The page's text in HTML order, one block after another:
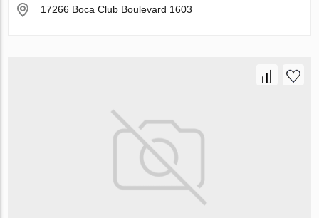
17266 Boca Club Boulevard 1603